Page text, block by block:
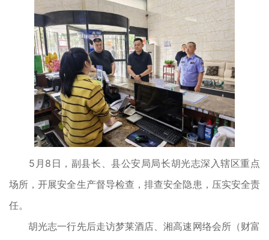
5月8日，副县长、县公安局局长胡光志深入辖区重点
场所，开展安全生产督导检查，排查安全隐患，压实安全责
任。
胡光志一行先后走访梦莱酒店、湘高速网络会所（财富